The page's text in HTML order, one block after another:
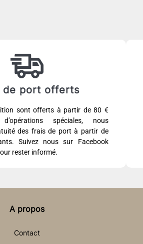
de port offerts
sont offerts à partir de 80 €
spéciales, nous
des frais de port à partir de
Suivez nous sur Facebook
rester informé.
A propos
Contact